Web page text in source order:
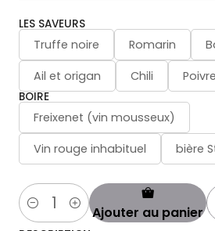
LES SAVEURS
Truffe noire Romarin
Ail et origan
Chili
BOIRE
Freixenet (vin mousseux)
Vin rouge inhabituel
bière
Quantité Ajouter au panier